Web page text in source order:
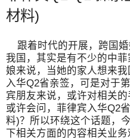
材料)
跟着时代的开展，跨国
我国，其实是有不少的中
娘来说，当她的家人想来
入华Q2省亲签，可是对于
宾朋友来说，或许对相关
或许会问，菲律宾入华Q2
料)？所以环绕这个话题，
下相关方面的内容相关业